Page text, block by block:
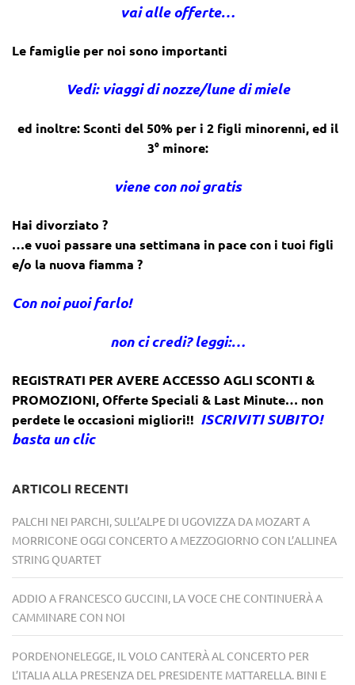
vai alle offerte…
Le famiglie per noi sono importanti
Vedi: viaggi di nozze/lune di miele
ed inoltre: Sconti del 50% per i 2 figli minorenni, ed il
3° minore:
viene con noi gratis
Hai divorziato ?
…e vuoi passare una settimana in pace con i tuoi figli
e/o la nuova fiamma ?
Con noi puoi farlo!
non ci credi? leggi:…
REGISTRATI PER AVERE ACCESSO AGLI SCONTI &
PROMOZIONI,Offerte Speciali & Last Minute… non
perdete le occasioni migliori!! ISCRIVITI SUBITO!
basta un clic
ARTICOLI RECENTI
PALCHI NEI PARCHI, SULL’ALPE DI UGOVIZZA DA MOZART A
MORRICONE OGGI CONCERTO A MEZZOGIORNO CON L’ALLINEA
STRING QUARTET
ADDIO A FRANCESCO GUCCINI, LA VOCE CHE CONTINUERÀ A
CAMMINARE CON NOI
PORDENONELEGGE, IL VOLO CANTERÀ AL CONCERTO PER
L’ITALIA ALLA PRESENZA DEL PRESIDENTE MATTARELLA. BINI E